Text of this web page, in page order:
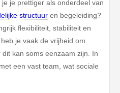
je prettiger als onderdeel van
structuur en begeleiding?
flexibiliteit, stabiliteit en
je vaak de vrijheid om
kan soms eenzaam zijn. In
een vast team, wat sociale